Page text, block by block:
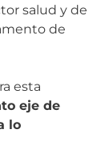
salud y de
de
esta
eje de
lo